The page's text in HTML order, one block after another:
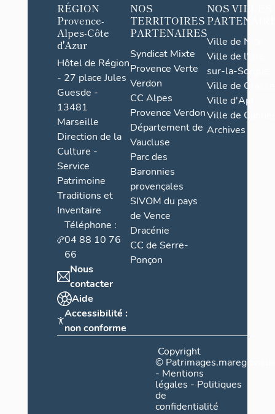
RÉGION
Provence-
Alpes-Côte
d'Azur
Hôtel de Région
- 27 place Jules
Guesde -
13481
Marseille
Direction de la
Culture -
Service
Patrimoine
Traditions et
Inventaire
Téléphone :
04 88 10 76
66
Nous
contacter
Aide
Accessibilité :
non conforme
NOS
TERRITOIRES
PARTENAIRES
Syndicat Mixte
Provence Verte
Verdon
CC Alpes
Provence Verdon
Département de
Vaucluse
Parc des
Baronnies
provençales
SIVOM du pays
de Vence
Dracénie
CC de Serre-
Ponçon
NOS VILLES
Ville de Nice
Ville de l'Isle-
sur-la-Sorgue
Ville de Grasse
Ville d'Apt
Ville de
Archives
Copyright
©
- Mentions
légales - Politiques
de
confidentialité